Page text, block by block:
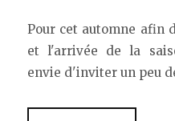
Pour cet automne afin
et l'arrivée de la
envie d'inviter un peu